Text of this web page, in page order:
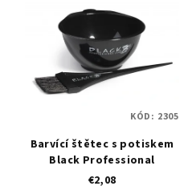
Barvící štětec s potiskem
Black Professional
€2,08
KÓD: 2305